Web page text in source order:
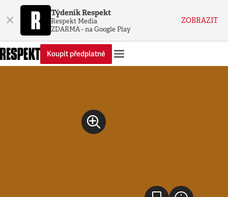
× Týdeník Respekt
Respekt Media
ZDARMA - na Google Play
ZOBRAZIT
Koupit předplatné